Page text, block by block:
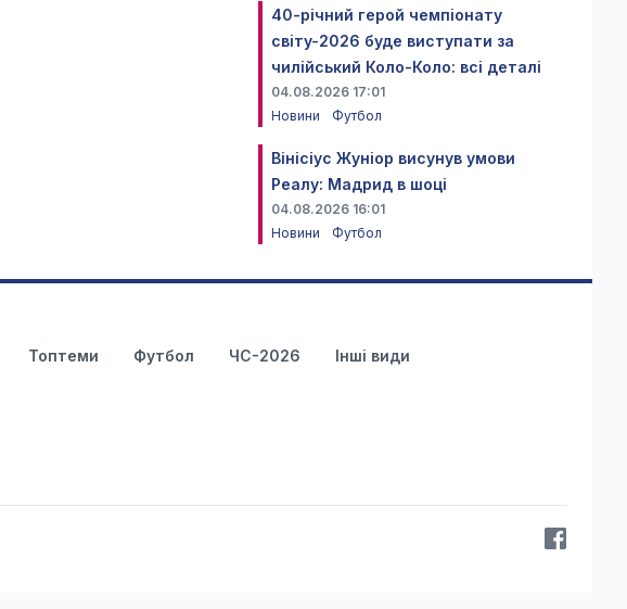
40-річний герой чемпіонату
світу-2026 буде виступати за
чилійський Коло-Коло: всі деталі
04.08.2026 17:01
Новини
Футбол
Вінісіус Жуніор висунув умови
Реалу: Мадрид в шоці
04.08.2026 16:01
Новини
Футбол
Топтеми Футбол ЧС-2026 Інші види